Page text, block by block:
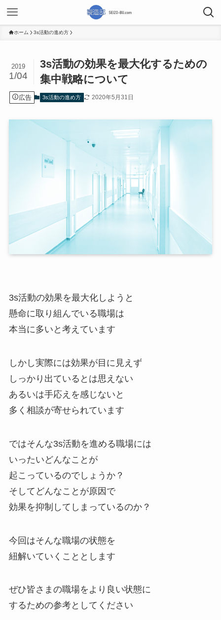
ホーム 3s活動の進め方
3s活動の効果を最大化するための
集中戦略について
2019
1/04
広告 3s活動の進め方 2020年5月31日
3s活動の効果を最大化しようと
懸命に取り組んでいる職場は
本当に多いと考えています
しかし実際には効果が目に見えず
しっかり出ているとは思えない
あるいは手応えを感じないと
多く相談が寄せられています
ではそんな3s活動を進める職場には
いったいどんなことが
起こっているのでしょうか？
そしてどんなことが原因で
効果を抑制してしまっているのか？
今回はそんな職場の状態を
紐解いていくこととします
ぜひ皆さまの職場をより良い状態に
するための参考としてください